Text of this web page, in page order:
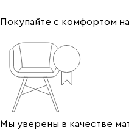
Покупайте с комфортом
Мы уверены в качестве